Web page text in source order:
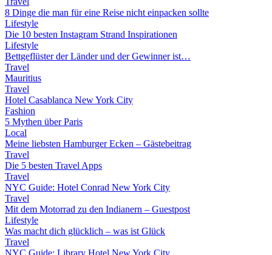
8 Dinge die man für eine Reise nicht einpacken sollte
Lifestyle
Die 10 besten Instagram Strand Inspirationen
Lifestyle
Bettgeflüster der Länder und der Gewinner ist…
Travel
Mauritius
Travel
Hotel Casablanca New York City
Fashion
5 Mythen über Paris
Local
Meine liebsten Hamburger Ecken – Gästebeitrag
Travel
Die 5 besten Travel Apps
Travel
NYC Guide: Hotel Conrad New York City
Travel
Mit dem Motorrad zu den Indianern – Guestpost
Lifestyle
Was macht dich glücklich – was ist Glück
Travel
NYC Guide: Library Hotel New York City